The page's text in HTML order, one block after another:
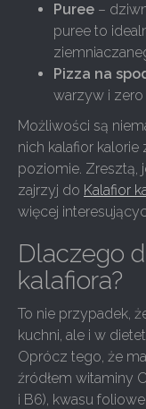
Puree –
puree to
Pizza na
warzyw i
Możliwości są
nich kalafior
poziomie. Zresztą,
zajrzyj do Kalafior
więcej
Dlaczego
kalafiora?
To nie przypadek,
kuchni, ale i w
Oprócz tego, że
źródłem witaminy
i B6), kwasu